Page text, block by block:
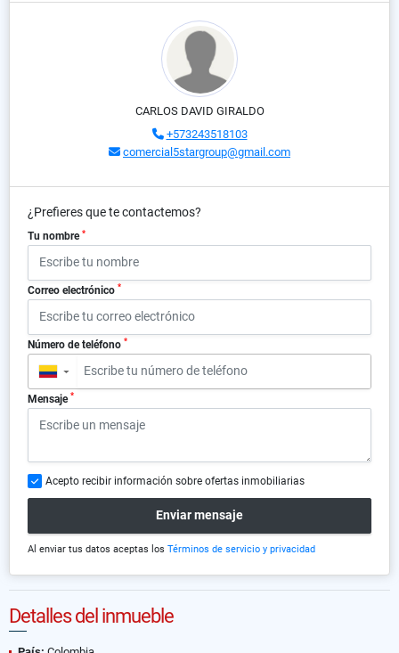
CARLOS DAVID GIRALDO
+573243518103
comercial5stargroup@gmail.com
¿Prefieres que te contactemos?
Tu nombre *
Correo electrónico *
Número de teléfono *
▼
Mensaje *
Acepto recibir información sobre ofertas inmobiliarias
Enviar mensaje
Al enviar tus datos aceptas los Términos de servicio y privacidad
Detalles del inmueble